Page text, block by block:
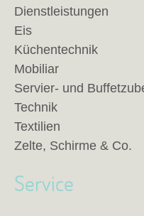
Dienstleistungen
Eis
Küchentechnik
Mobiliar
Servier- und
Technik
Textilien
Zelte, Schirme & Co.
Service